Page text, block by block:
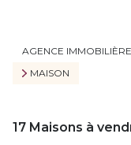
AGENCE
MAISON
17 Maisons à